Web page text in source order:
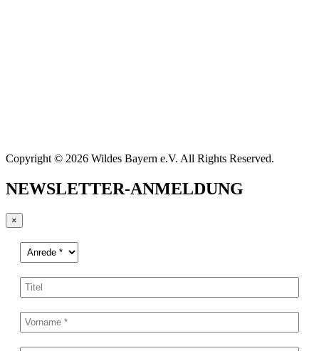
Copyright © 2026 Wildes Bayern e.V. All Rights Reserved.
NEWSLETTER-ANMELDUNG
×